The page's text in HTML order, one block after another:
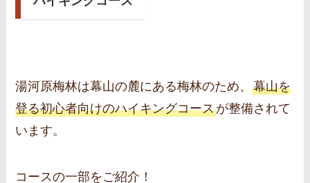
湯河原梅林は幕山の麓にある梅林のため、幕山を
登る初心者向けのハイキングコースが整備されて
います。
コースの一部をご紹介！